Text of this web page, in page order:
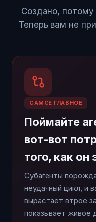
Создано,
Теперь вам не
САМОЕ ГЛАВНОЕ
Поймайте
вот-вот
того, как он
Субагенты
неудачный цикл, и
вырастает втрое
показывает живое